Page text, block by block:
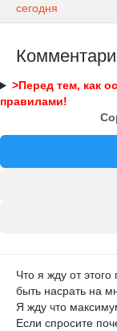
сегодня
>Перед тем, как
правилами!
Что я жду от
быть насрать на
Я жду что
Если спросите